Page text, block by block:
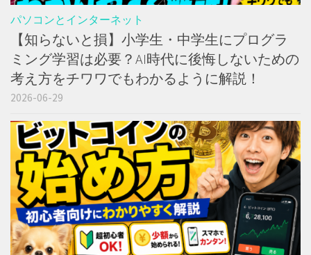
パソコンとインターネット
【知らないと損】小学生・中学生にプログラ
ミング学習は必要？AI時代に後悔しないための
考え方をチワワでもわかるように解説！
2026-06-29